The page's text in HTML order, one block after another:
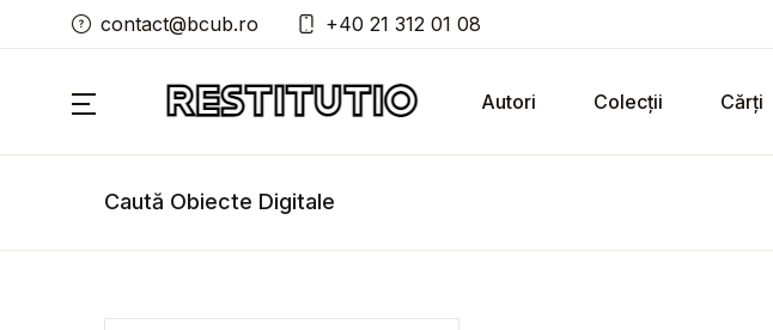
contact@bcub.ro +40 21 312 01 08
Autori Colecții Cărți
Caută Obiecte Digitale